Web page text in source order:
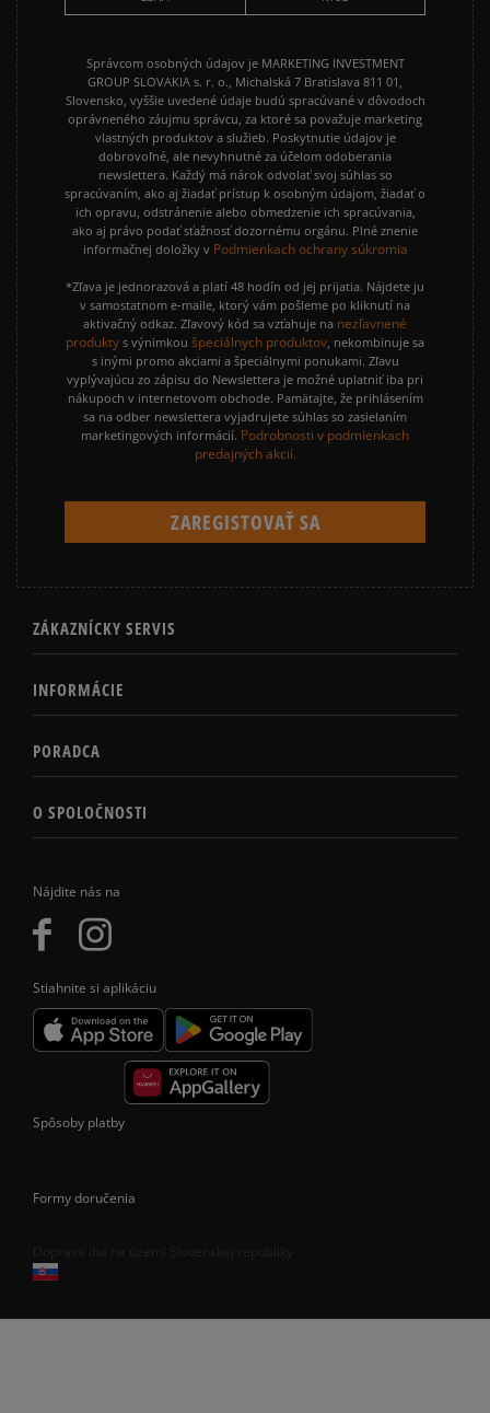
Nájdite nás na
Stiahnite si aplikáciu
Správcom osobných údajov je MARKETING INVESTMENT
GROUP SLOVAKIA s. r. o., Michalská 7 Bratislava 811 01,
Slovensko, vyššie uvedené údaje budú spracúvané v dôvodoch
oprávneného záujmu správcu, za ktoré sa považuje marketing
vlastných produktov a služieb. Poskytnutie údajov je
dobrovoľné, ale nevyhnutné za účelom odoberania
newslettera. Každý má nárok odvolať svoj súhlas so
spracúvaním, ako aj žiadať prístup k osobným údajom, žiadať o
ich opravu, odstránenie alebo obmedzenie ich spracúvania,
ako aj právo podať sťažnosť dozornému orgánu. Plné znenie
informačnej doložky v Podmienkach ochrany súkromia
*Zľava je jednorazová a platí 48 hodín od jej prijatia. Nájdete ju
v samostatnom e-maile, ktorý vám pošleme po kliknutí na
aktivačný odkaz. Zľavový kód sa vzťahuje na nezľavnené
produkty s výnimkou špeciálnych produktov, nekombinuje sa
s inými promo akciami a špeciálnymi ponukami. Zľavu
vyplývajúcu zo zápisu do Newslettera je možné uplatniť iba pri
nákupoch v internetovom obchode. Pamätajte, že prihlásením
sa na odber newslettera vyjadrujete súhlas so zasielaním
marketingových informácií. Podrobnosti v podmienkach
predajných akcií.
ZÁKAZNÍCKY SERVIS
INFORMÁCIE
PORADCA
O SPOLOČNOSTI
Spôsoby platby
Formy doručenia